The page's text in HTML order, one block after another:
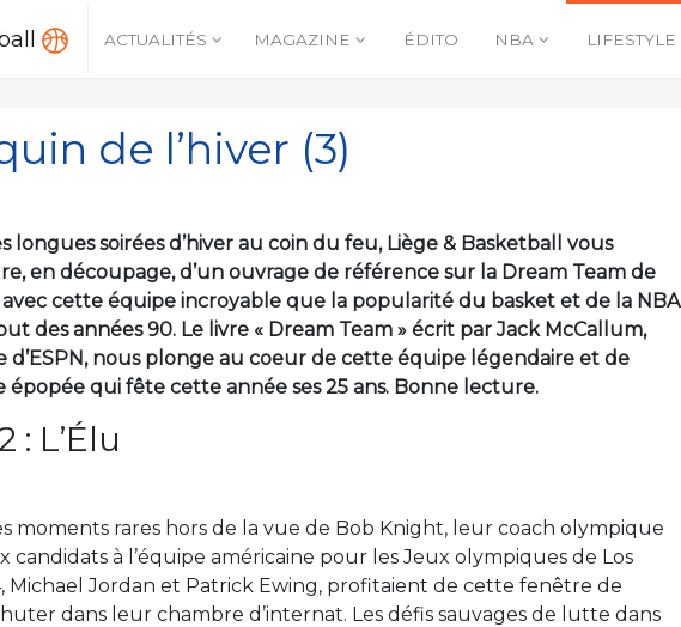
ACTUALITÉS MAGAZINE ÉDITO NBA LIFESTYLE
de l’hiver (3)
longues soirées d’hiver au coin du feu, Liège & Basketball vous
en découpage, d’un ouvrage de référence sur la Dream Team de
avec cette équipe incroyable que la popularité du basket et de la NBA
des années 90. Le livre « Dream Team » écrit par Jack McCallum,
nous plonge au coeur de cette équipe légendaire et de
qui fête cette année ses 25 ans. Bonne lecture.
: L’Élu
moments rares hors de la vue de Bob Knight, leur coach olympique
candidats à l’équipe américaine pour les Jeux olympiques de Los
Michael Jordan et Patrick Ewing, profitaient de cette fenêtre de
dans leur chambre d’internat. Les défis sauvages de lutte dans